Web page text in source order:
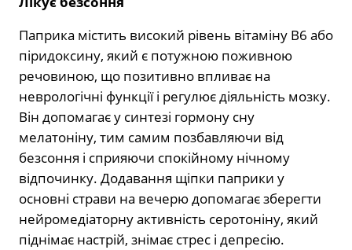
Паприка містить високий рівень вітаміну B6 або
піридоксину, який є потужною поживною
речовиною, що позитивно впливає на
неврологічні функції і регулює діяльність мозку.
Він допомагає у синтезі гормону сну
мелатоніну, тим самим позбавляючи від
безсоння і сприяючи спокійному нічному
відпочинку. Додавання щіпки паприки у
основні страви на вечерю допомагає зберегти
нейромедіаторну активність серотоніну, який
піднімає настрій, знімає стрес і депресію.